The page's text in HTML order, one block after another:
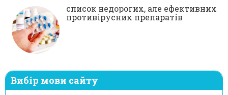
список недорогих, але ефективних
противірусних препаратів
Вибір мови сайту